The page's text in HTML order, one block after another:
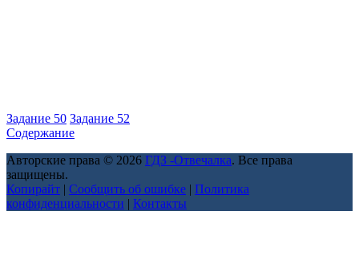
Задание 50 Задание 52
Содержание
Авторские права © 2026 ГДЗ -Отвечалка. Все права
защищены.
Копирайт | Сообщить об ошибке | Политика
конфиденциальности | Контакты